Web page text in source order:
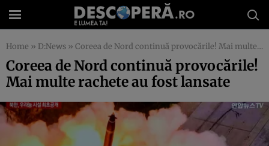
Home » D:News » Coreea de Nord continuă provocările! Mai multe rachete au fost lansate
Coreea de Nord continuă provocările!
Mai multe rachete au fost lansate